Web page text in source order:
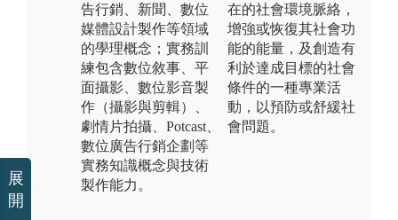
告行銷、新聞、數位
媒體設計製作等領域
的學理概念；實務訓
練包含數位敘事、平
面攝影、數位影音製
作（攝影與剪輯）、
劇情片拍攝、Potcast、
數位廣告行銷企劃等
實務知識概念與技術
製作能力。
在的社會環境脈絡，
增強或恢復其社會功
能的能量，及創造有
利於達成目標的社會
條件的一種專業活
動，以預防或舒緩社
會問題。
展
開